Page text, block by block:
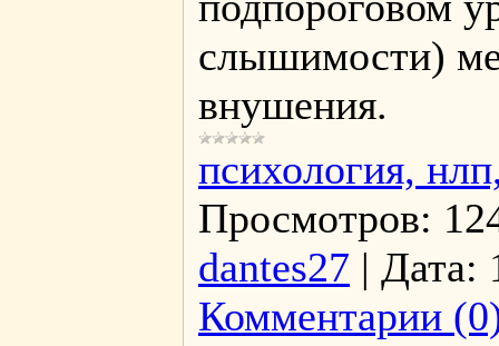
слышимости)
внушения.
психология,
Просмотров:
dantes27 | Дата:
Комментарии